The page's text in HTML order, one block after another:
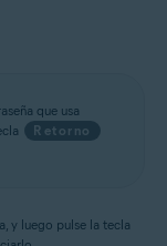
que usa
Retorno
y luego pulse la tecla